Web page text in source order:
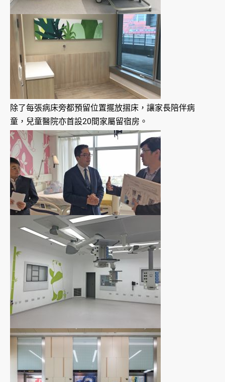
除了每張病床旁都預留位置擺放摺床，讓家長陪伴病
童，兒童醫院亦首設20間家屬留宿房。